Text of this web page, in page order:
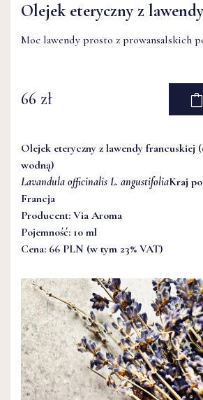
Olejek eteryczny z
Moc lawendy prosto z prowansalskich
66 zł
Olejek eteryczny z lawendy francuskiej
wodną)
Lavandula officinalis L. angustifoliaKraj
Francja
Producent: Via Aroma
Pojemność: 10 ml
Cena: 66 PLN (w tym 23% VAT)